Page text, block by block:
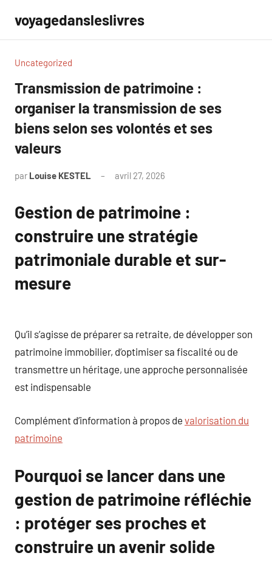
contenu
voyagedansleslivres
Uncategorized
Transmission de patrimoine :
organiser la transmission de ses
biens selon ses volontés et ses
valeurs
par Louise KESTEL avril 27, 2026
Gestion de patrimoine :
construire une stratégie
patrimoniale durable et sur-
mesure
Qu’il s’agisse de préparer sa retraite, de développer son
patrimoine immobilier, d’optimiser sa fiscalité ou de
transmettre un héritage, une approche personnalisée
est indispensable
Complément d’information à propos de valorisation du
patrimoine
Pourquoi se lancer dans une
gestion de patrimoine réfléchie
: protéger ses proches et
construire un avenir solide